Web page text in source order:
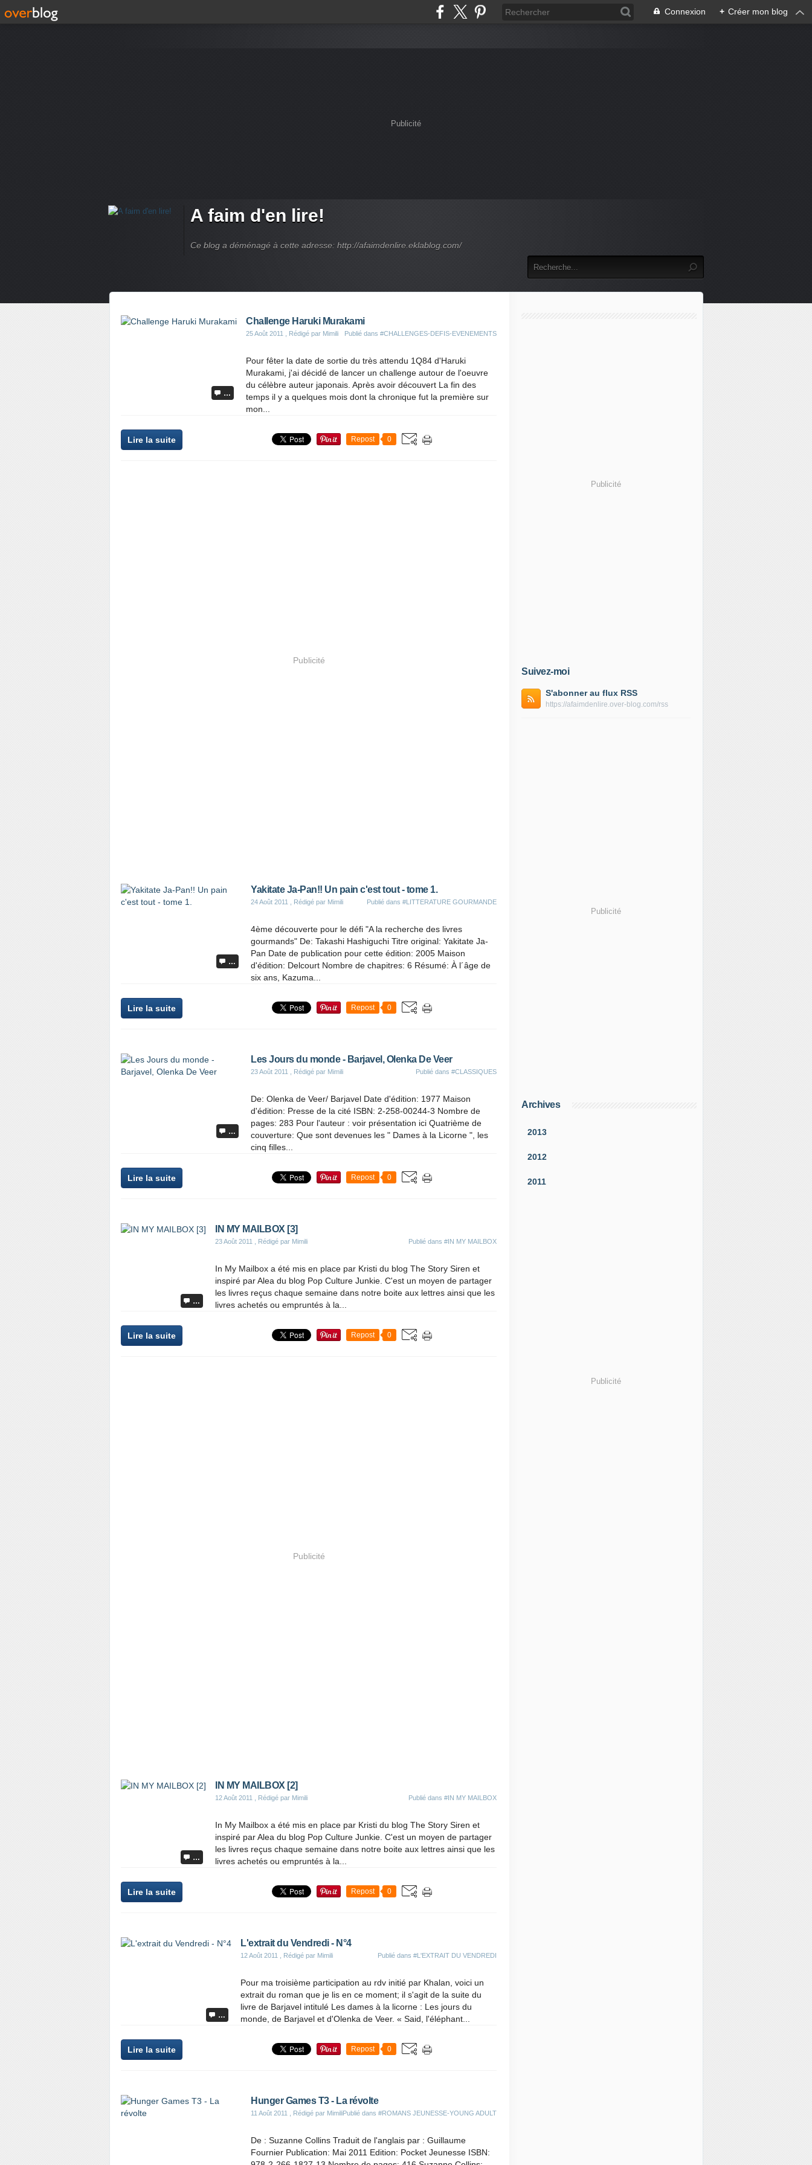
Connexion + Créer mon blog
Publicité
A faim d'en lire!
Ce blog a déménagé à cette adresse: http://afaimdenlire.eklablog.com/
…
Challenge Haruki Murakami
25 Août 2011 , Rédigé par Mimili Publié dans #CHALLENGES-DEFIS-EVENEMENTS
Pour fêter la date de sortie du très attendu 1Q84 d'Haruki
Murakami, j'ai décidé de lancer un challenge autour de l'oeuvre
du célèbre auteur japonais. Après avoir découvert La fin des
temps il y a quelques mois dont la chronique fut la première sur
mon...
Lire la suite Repost 0
Publicité
…
Yakitate Ja-Pan!! Un pain c'est tout - tome 1.
24 Août 2011 , Rédigé par Mimili Publié dans #LITTERATURE GOURMANDE
4ème découverte pour le défi "A la recherche des livres
gourmands" De: Takashi Hashiguchi Titre original: Yakitate Ja-
Pan Date de publication pour cette édition: 2005 Maison
d'édition: Delcourt Nombre de chapitres: 6 Résumé: À l´âge de
six ans, Kazuma...
Lire la suite Repost 0
…
Les Jours du monde - Barjavel, Olenka De Veer
23 Août 2011 , Rédigé par Mimili Publié dans #CLASSIQUES
De: Olenka de Veer/ Barjavel Date d'édition: 1977 Maison
d'édition: Presse de la cité ISBN: 2-258-00244-3 Nombre de
pages: 283 Pour l'auteur : voir présentation ici Quatrième de
couverture: Que sont devenues les " Dames à la Licorne ", les
cinq filles...
Lire la suite Repost 0
…
IN MY MAILBOX [3]
23 Août 2011 , Rédigé par Mimili Publié dans #IN MY MAILBOX
In My Mailbox a été mis en place par Kristi du blog The Story Siren et
inspiré par Alea du blog Pop Culture Junkie. C'est un moyen de partager
les livres reçus chaque semaine dans notre boite aux lettres ainsi que les
livres achetés ou empruntés à la...
Lire la suite Repost 0
Publicité
…
IN MY MAILBOX [2]
12 Août 2011 , Rédigé par Mimili Publié dans #IN MY MAILBOX
In My Mailbox a été mis en place par Kristi du blog The Story Siren et
inspiré par Alea du blog Pop Culture Junkie. C'est un moyen de partager
les livres reçus chaque semaine dans notre boite aux lettres ainsi que les
livres achetés ou empruntés à la...
Lire la suite Repost 0
…
L'extrait du Vendredi - N°4
12 Août 2011 , Rédigé par Mimili Publié dans #L'EXTRAIT DU VENDREDI
Pour ma troisième participation au rdv initié par Khalan, voici un
extrait du roman que je lis en ce moment; il s'agit de la suite du
livre de Barjavel intitulé Les dames à la licorne : Les jours du
monde, de Barjavel et d'Olenka de Veer. « Said, l'éléphant...
Lire la suite Repost 0
Hunger Games T3 - La révolte
11 Août 2011 , Rédigé par MimiliPublié dans #ROMANS JEUNESSE-YOUNG ADULT
De : Suzanne Collins Traduit de l'anglais par : Guillaume
Fournier Publication: Mai 2011 Edition: Pocket Jeunesse ISBN:
Publicité
Suivez-moi
S'abonner au flux RSS
https://afaimdenlire.over-blog.com/rss
Publicité
Archives
2013
2012
2011
Publicité